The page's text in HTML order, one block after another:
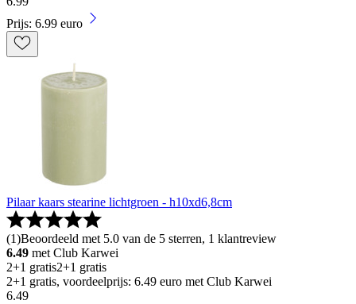
Prijs: 6.99 euro
Pilaar kaars stearine lichtgroen - h10xd6,8cm
(1)Beoordeeld met 5.0 van de 5 sterren, 1 klantreview
6.49 met Club Karwei
2+1 gratis2+1 gratis
2+1 gratis, voordeelprijs: 6.49 euro met Club Karwei
6.49